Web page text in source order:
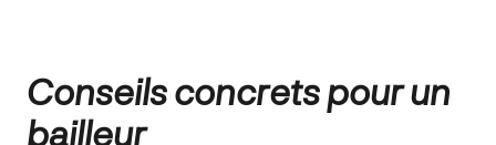
Conseils concrets pour un
bailleur